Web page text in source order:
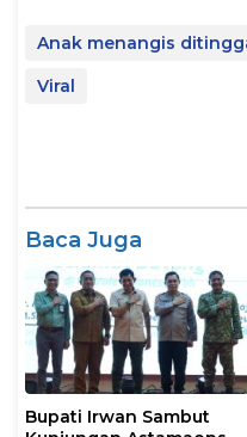
Anak menangis
Viral
Baca Juga
Bupati Irwan Sambut